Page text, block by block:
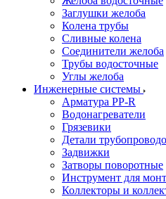
Заглушки желоба
Колена трубы
Сливные колена
Соединители желоба
Трубы водосточные
Углы желоба
Инженерные системы
Арматура PP-R
Водонагреватели
Грязевики
Детали
Задвижки
Затворы поворотные
Инструмент для
Коллекторы и